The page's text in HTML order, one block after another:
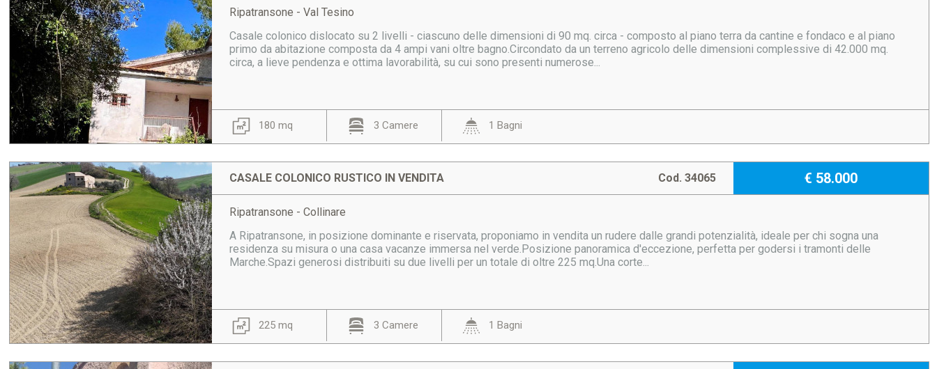
Ripatransone - Val Tesino
Casale colonico dislocato su 2 livelli - ciascuno delle dimensioni di 90 mq. circa - composto al piano terra da cantine e fondaco e al piano
primo da abitazione composta da 4 ampi vani oltre bagno.Circondato da un terreno agricolo delle dimensioni complessive di 42.000 mq.
circa, a lieve pendenza e ottima lavorabilità, su cui sono presenti numerose...
180 mq 3 Camere 1 Bagni
CASALE COLONICO RUSTICO IN VENDITA € 58.000
Cod. 34065
Ripatransone - Collinare
A Ripatransone, in posizione dominante e riservata, proponiamo in vendita un rudere dalle grandi potenzialità, ideale per chi sogna una
residenza su misura o una casa vacanze immersa nel verde.Posizione panoramica d'eccezione, perfetta per godersi i tramonti delle
Marche.Spazi generosi distribuiti su due livelli per un totale di oltre 225 mq.Una corte...
225 mq 3 Camere 1 Bagni